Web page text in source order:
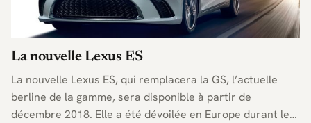
La nouvelle Lexus ES
La nouvelle Lexus ES, qui remplacera la GS, l’actuelle
berline de la gamme, sera disponible à partir de
décembre 2018. Elle a été dévoilée en Europe durant le